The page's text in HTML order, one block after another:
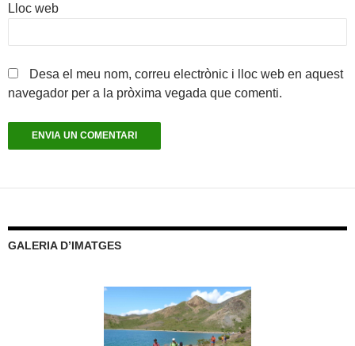
Lloc web
Desa el meu nom, correu electrònic i lloc web en aquest
navegador per a la pròxima vegada que comenti.
GALERIA D’IMATGES